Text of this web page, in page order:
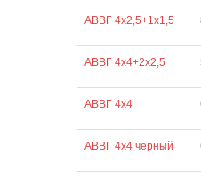
АВВГ 4х2,5+1х1,5
АВВГ 4х4+2х2,5
АВВГ 4х4
АВВГ 4х4 черный